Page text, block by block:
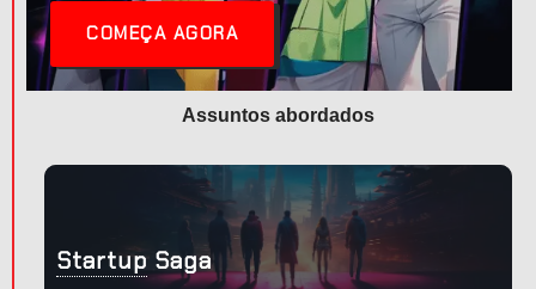
COMEÇA AGORA
Assuntos abordados
Startup Saga